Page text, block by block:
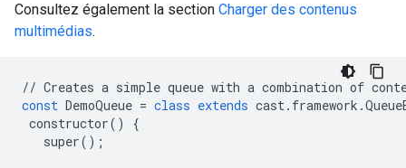
Consultez également la section Charger des contenus
multimédias.
// Creates a simple queue with a combination of
const DemoQueue = class extends cast. framework .
constructor()
{
super();